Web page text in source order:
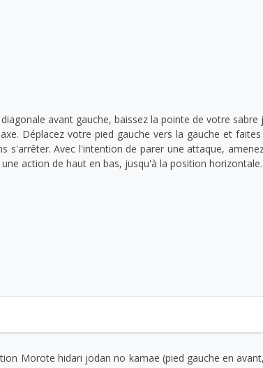
avant gauche, baissez la pointe de votre
Déplacez votre pied gauche vers la gauche et
s'arrêter. Avec l'intention de parer une attaque,
action de haut en bas, jusqu'à la position horizontale.
Morote hidari jodan no kamae (pied gauche en